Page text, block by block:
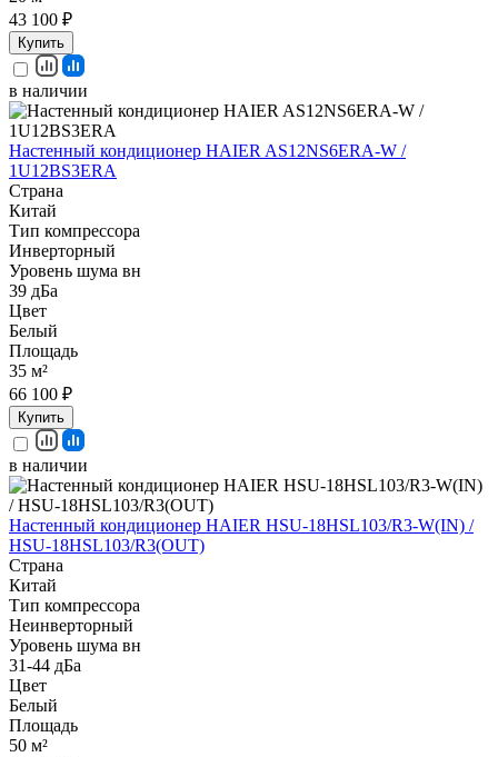
43 100 ₽
Купить
в наличии
Настенный кондиционер HAIER AS12NS6ERA-W /
1U12BS3ERA
Страна
Китай
Тип компрессора
Инверторный
Уровень шума вн
39 дБа
Цвет
Белый
Площадь
35 м²
66 100 ₽
Купить
в наличии
Настенный кондиционер HAIER HSU-18HSL103/R3-W(IN) /
HSU-18HSL103/R3(OUT)
Страна
Китай
Тип компрессора
Неинверторный
Уровень шума вн
31-44 дБа
Цвет
Белый
Площадь
50 м²